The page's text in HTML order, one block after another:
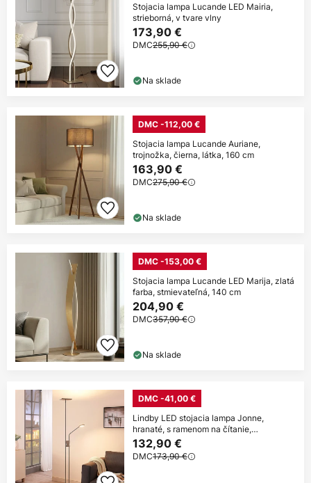
Stojacia lampa Lucande LED Mairia,
strieborná, v tvare vlny
173,90 €
DMC255,90 €
Na sklade
DMC -112,00 €
Stojacia lampa Lucande Auriane,
trojnožka, čierna, látka, 160 cm
163,90 €
DMC275,90 €
Na sklade
DMC -153,00 €
Stojacia lampa Lucande LED Marija, zlatá
farba, stmievateľná, 140 cm
204,90 €
DMC357,90 €
Na sklade
DMC -41,00 €
Lindby LED stojacia lampa Jonne,
hranaté, s ramenom na čítanie,
stmievateľné,
132,90 €
DMC173,90 €